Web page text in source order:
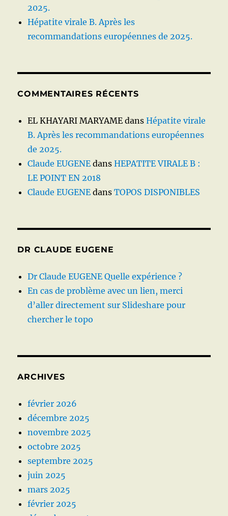
2025.
Hépatite virale B. Après les
recommandations européennes de 2025.
COMMENTAIRES RÉCENTS
EL KHAYARI MARYAME dansHépatite virale
B. Après les recommandations européennes
de 2025.
Claude EUGENE dansHEPATITE VIRALE B :
LE POINT EN 2018
Claude EUGENE dansTOPOS DISPONIBLES
DR CLAUDE EUGENE
Dr Claude EUGENE Quelle expérience ?
En cas de problème avec un lien, merci
d’aller directement sur Slideshare pour
chercher le topo
ARCHIVES
février 2026
décembre 2025
novembre 2025
octobre 2025
septembre 2025
juin 2025
mars 2025
février 2025